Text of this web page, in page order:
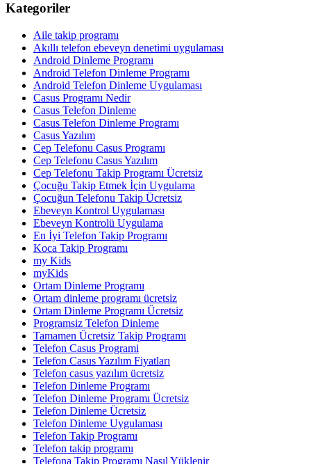
Kategoriler
Aile takip programı
Akıllı telefon ebeveyn denetimi uygulaması
Android Dinleme Programı
Android Telefon Dinleme Programı
Android Telefon Dinleme Uygulaması
Casus Programı Nedir
Casus Telefon Dinleme
Casus Telefon Dinleme Programı
Casus Yazılım
Cep Telefonu Casus Programı
Cep Telefonu Casus Yazılım
Cep Telefonu Takip Programı Ücretsiz
Çocuğu Takip Etmek İçin Uygulama
Çocuğun Telefonu Takip Ücretsiz
Ebeveyn Kontrol Uygulaması
Ebeveyn Kontrolü Uygulama
En İyi Telefon Takip Programı
Koca Takip Programı
my Kids
myKids
Ortam Dinleme Programı
Ortam dinleme programı ücretsiz
Ortam Dinleme Programı Ücretsiz
Programsiz Telefon Dinleme
Tamamen Ücretsiz Takip Programı
Telefon Casus Programi
Telefon Casus Yazılım Fiyatları
Telefon casus yazılım ücretsiz
Telefon Dinleme Programı
Telefon Dinleme Programı Ücretsiz
Telefon Dinleme Ücretsiz
Telefon Dinleme Uygulaması
Telefon Takip Programı
Telefon takip programı
Telefona Takip Programı Nasıl Yüklenir